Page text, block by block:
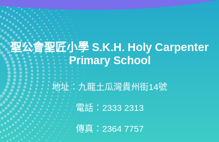
聖公會聖匠小學 S.K.H. Holy Carpenter
Primary School
地址：九龍土瓜灣貴州街14號
電話：2333 2313
傳真：2364 7757